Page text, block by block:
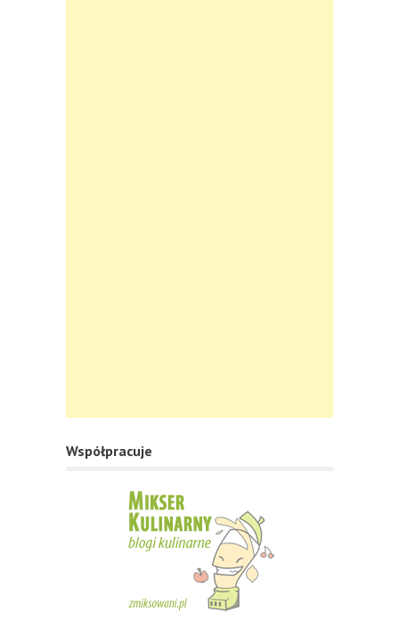
Współpracuje